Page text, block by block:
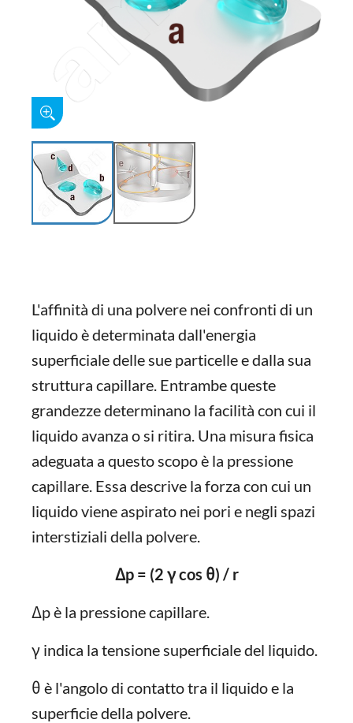
L'affinità di una polvere nei confronti di un
liquido è determinata dall'energia
superficiale delle sue particelle e dalla sua
struttura capillare. Entrambe queste
grandezze determinano la facilità con cui il
liquido avanza o si ritira. Una misura fisica
adeguata a questo scopo è la pressione
capillare. Essa descrive la forza con cui un
liquido viene aspirato nei pori e negli spazi
interstiziali della polvere.
Δp = (2 γ cos θ) / r
Δp è la pressione capillare.
γ indica la tensione superficiale del liquido.
θ è l'angolo di contatto tra il liquido e la
superficie della polvere.